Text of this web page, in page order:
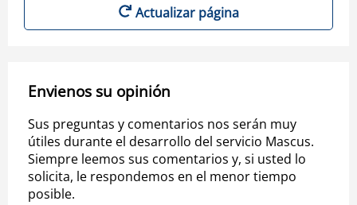
Actualizar página
Envienos su opinión
Sus preguntas y comentarios nos serán muy
útiles durante el desarrollo del servicio Mascus.
Siempre leemos sus comentarios y, si usted lo
solicita, le respondemos en el menor tiempo
posible.